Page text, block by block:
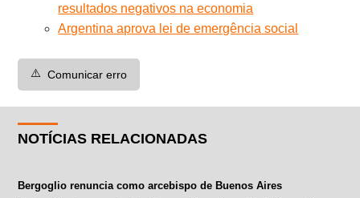
resultados negativos na economia
Argentina aprova lei de emergência social
⚠️ Comunicar erro
NOTÍCIAS RELACIONADAS
Bergoglio renuncia como arcebispo de Buenos Aires